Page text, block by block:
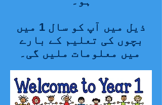
ذیل میں آپ کو سال 1 میں
بچوں کی تعلیم کے بارے